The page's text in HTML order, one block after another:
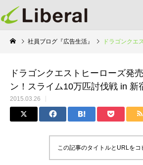
社員ブログ『広告生活』 ドラゴンクエストヒーローズ
ドラゴンクエストヒーローズ発
ン！スライム10万匹討伐戦 in 新
2015.03.26
この記事のタイトルとURLをコ